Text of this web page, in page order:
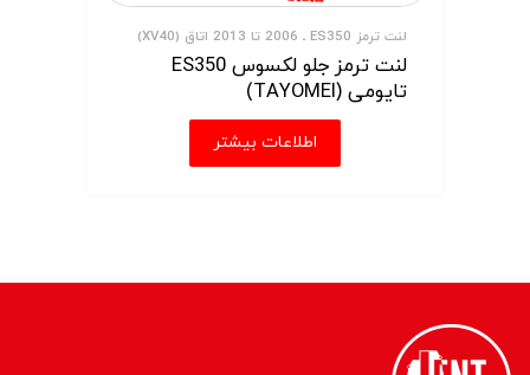
لنت ترمز ES350 ـ 2006 تا 2013 اتاق (XV40)
لنت ترمز جلو لکسوس ES350
تایومی (TAYOMEI)
اطلاعات بیشتر